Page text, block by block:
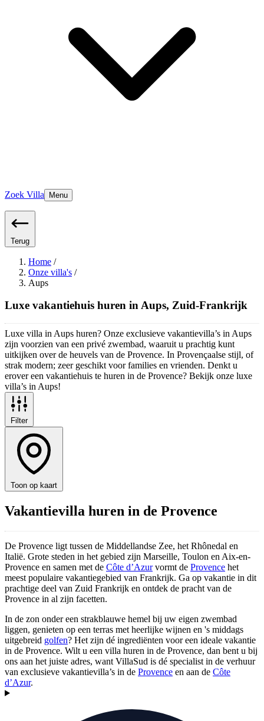
Zoek Villa Menu
Terug
Home /
Onze villa's /
Aups
Luxe vakantiehuis huren in Aups, Zuid-Frankrijk
Luxe villa in Aups huren? Onze exclusieve vakantievilla’s in Aups
zijn voorzien van een privé zwembad, waaruit u prachtig kunt
uitkijken over de heuvels van de Provence. In Provençaalse stijl, of
strak modern; zeer geschikt voor families en vrienden. Denkt u
erover een vakantiehuis te huren in de Provence? Bekijk onze luxe
villa’s in Aups!
Filter
Toon op kaart
Vakantievilla huren in de Provence
De Provence ligt tussen de Middellandse Zee, het Rhônedal en
Italië. Grote steden in het gebied zijn Marseille, Toulon en Aix-en-
Provence en samen met de Côte d’Azurvormt de Provence het
meest populaire vakantiegebied van Frankrijk. Ga op vakantie in dit
prachtige deel van Zuid Frankrijk en ontdek de pracht van de
Provence in al zijn facetten.
In de zon onder een strakblauwe hemel bij uw eigen zwembad
liggen, genieten op een terras met heerlijke wijnen en 's middags
uitgebreid golfen? Het zijn dé ingrediënten voor een ideale vakantie
in de Provence. Wilt u een villa huren in de Provence, dan bent u bij
ons aan het juiste adres, want VillaSud is dé specialist in de verhuur
van exclusieve vakantievilla’s in de Provence en aan de Côte
d’Azur.